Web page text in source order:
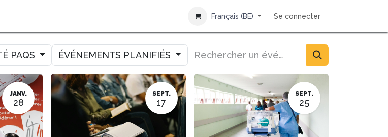
Français (BE) Se connecter
PAQS ÉVÉNEMENTS PLANIFIÉS
JANV.
28
SEPT.
17
SEPT.
25